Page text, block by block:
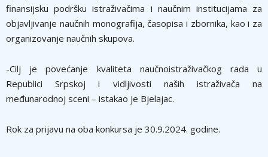
finansijsku podršku istraživačima i naučnim institucijama za
objavljivanje naučnih monografija, časopisa i zbornika, kao i za
organizovanje naučnih skupova.
-Cilj je povećanje kvaliteta naučnoistraživačkog rada u
Republici Srpskoj i vidljivosti naših istraživača na
međunarodnoj sceni – istakao je Bjelajac.
Rok za prijavu na oba konkursa je 30.9.2024. godine.